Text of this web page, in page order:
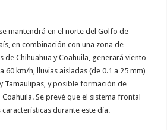
mantendrá en el norte del Golfo de
en combinación con una zona de
de Chihuahua y Coahuila, generará viento
60 km/h, lluvias aisladas (de 0.1 a 25 mm)
Tamaulipas, y posible formación de
Se prevé que el sistema frontal
durante este día.